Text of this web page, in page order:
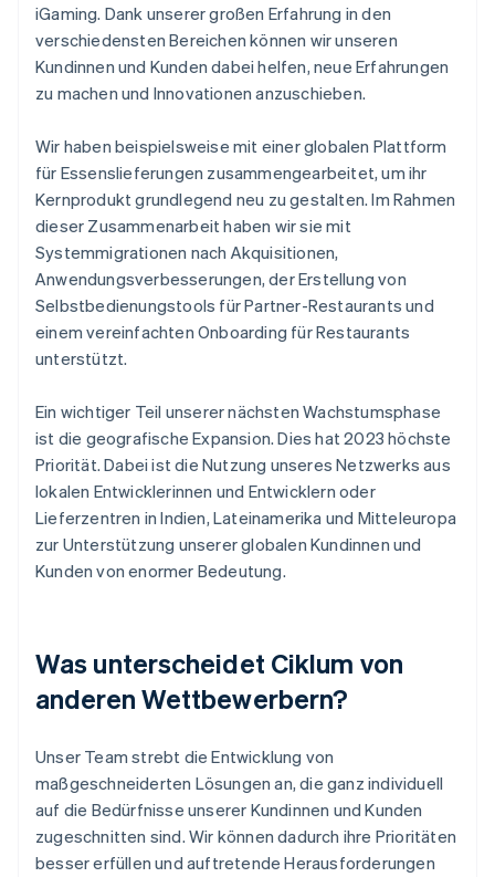
iGaming. Dank unserer großen Erfahrung in den
verschiedensten Bereichen können wir unseren
Kundinnen und Kunden dabei helfen, neue Erfahrungen
zu machen und Innovationen anzuschieben.
Wir haben beispielsweise mit einer globalen Plattform
für Essenslieferungen zusammengearbeitet, um ihr
Kernprodukt grundlegend neu zu gestalten. Im Rahmen
dieser Zusammenarbeit haben wir sie mit
Systemmigrationen nach Akquisitionen,
Anwendungsverbesserungen, der Erstellung von
Selbstbedienungstools für Partner-Restaurants und
einem vereinfachten Onboarding für Restaurants
unterstützt.
Ein wichtiger Teil unserer nächsten Wachstumsphase
ist die geografische Expansion. Dies hat 2023 höchste
Priorität. Dabei ist die Nutzung unseres Netzwerks aus
lokalen Entwicklerinnen und Entwicklern oder
Lieferzentren in Indien, Lateinamerika und Mitteleuropa
zur Unterstützung unserer globalen Kundinnen und
Kunden von enormer Bedeutung.
Was unterscheidet Ciklum von
anderen Wettbewerbern?
Unser Team strebt die Entwicklung von
maßgeschneiderten Lösungen an, die ganz individuell
auf die Bedürfnisse unserer Kundinnen und Kunden
zugeschnitten sind. Wir können dadurch ihre Prioritäten
besser erfüllen und auftretende Herausforderungen